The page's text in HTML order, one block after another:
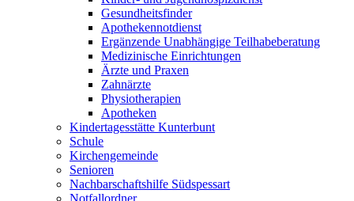
Gesundheitsfinder
Apothekennotdienst
Ergänzende Unabhängige Teilhabeberatung
Medizinische Einrichtungen
Ärzte und Praxen
Zahnärzte
Physiotherapien
Apotheken
Kindertagesstätte Kunterbunt
Schule
Kirchengemeinde
Senioren
Nachbarschaftshilfe Südspessart
Notfallordner